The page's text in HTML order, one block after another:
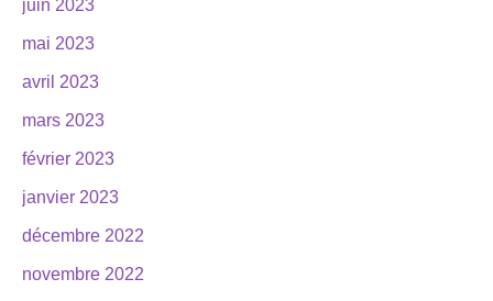
juin 2023
mai 2023
avril 2023
mars 2023
février 2023
janvier 2023
décembre 2022
novembre 2022